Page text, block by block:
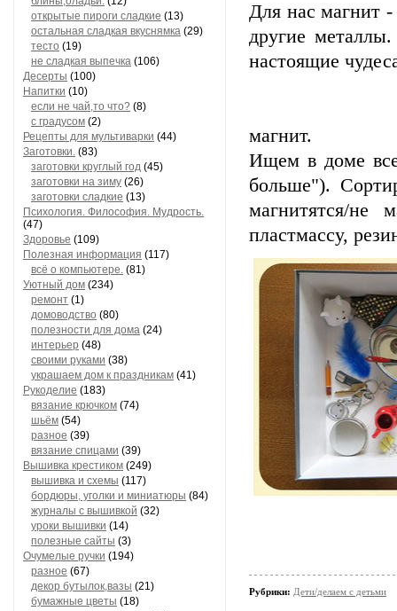
открытые пироги сладкие (13)
остальная сладкая вкуснямка (29)
тесто (19)
не сладкая выпечка (106)
Десерты (100)
Напитки (10)
если не чай,то что? (8)
с градусом (2)
Рецепты для мультиварки (44)
Заготовки. (83)
заготовки круглый год (45)
заготовки на зиму (26)
заготовки сладкие (13)
Психология. Философия. Мудрость.
(47)
Здоровье (109)
Полезная информация (117)
всё о компьютере. (81)
Уютный дом (234)
ремонт (1)
домоводство (80)
полезности для дома (24)
интерьер (48)
своими руками (38)
украшаем дом к праздникам (41)
Рукоделие (183)
вязание крючком (74)
шьём (54)
разное (39)
вязание спицами (39)
Вышивка крестиком (249)
вышивка и схемы (117)
бордюры, уголки и миниатюры (84)
журналы с вышивкой (32)
уроки вышивки (14)
полезные сайты (3)
Очумелые ручки (194)
разное (67)
декор бутылок,вазы (21)
бумажные цветы (18)
Для нас магнит -
другие
магнит.
Ищем в доме
больше").
магнитятся/не
пластмассу,
Рубрики: Дети/делаем с детьми